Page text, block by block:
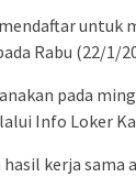
untuk
Rabu (22/1/
pada
Info Loker
kerja sama